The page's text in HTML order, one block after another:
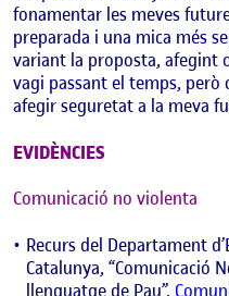
fonamentar les meves
preparada i una mica més
variant la proposta, afegint
vagi passant el temps,
afegir seguretat a la meva
EVIDÈNCIES
Comunicació no violenta
Recurs del Departament
Catalunya, “Comunicació
llenguatge de Pau”.